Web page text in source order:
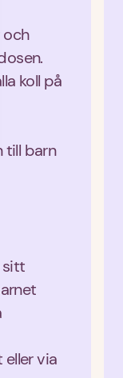
och
koll på
till barn
sitt
via